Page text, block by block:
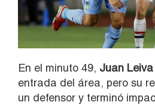
En el minuto 49, Juan Leiva
entrada del área, pero su
un defensor y terminó